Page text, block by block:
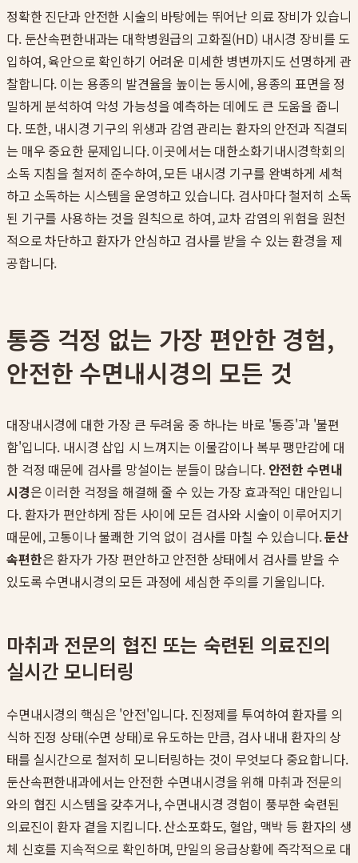
정확한 진단과 안전한 시술의 바탕에는 뛰어난 의료 장비가 있습니
다. 둔산속편한내과는 대학병원급의 고화질(HD) 내시경 장비를 도
입하여, 육안으로 확인하기 어려운 미세한 병변까지도 선명하게 관
찰합니다. 이는 용종의 발견율을 높이는 동시에, 용종의 표면을 정
밀하게 분석하여 악성 가능성을 예측하는 데에도 큰 도움을 줍니
다. 또한, 내시경 기구의 위생과 감염 관리는 환자의 안전과 직결되
는 매우 중요한 문제입니다. 이곳에서는 대한소화기내시경학회의
소독 지침을 철저히 준수하여, 모든 내시경 기구를 완벽하게 세척
하고 소독하는 시스템을 운영하고 있습니다. 검사마다 철저히 소독
된 기구를 사용하는 것을 원칙으로 하여, 교차 감염의 위험을 원천
적으로 차단하고 환자가 안심하고 검사를 받을 수 있는 환경을 제
공합니다.
통증 걱정 없는 가장 편안한 경험,
안전한 수면내시경의 모든 것
대장내시경에 대한 가장 큰 두려움 중 하나는 바로 '통증'과 '불편
함'입니다. 내시경 삽입 시 느껴지는 이물감이나 복부 팽만감에 대
한 걱정 때문에 검사를 망설이는 분들이 많습니다. 안전한 수면내
시경은 이러한 걱정을 해결해 줄 수 있는 가장 효과적인 대안입니
다. 환자가 편안하게 잠든 사이에 모든 검사와 시술이 이루어지기
때문에, 고통이나 불쾌한 기억 없이 검사를 마칠 수 있습니다.둔산
속편한은 환자가 가장 편안하고 안전한 상태에서 검사를 받을 수
있도록 수면내시경의 모든 과정에 세심한 주의를 기울입니다.
마취과 전문의 협진 또는 숙련된 의료진의
실시간 모니터링
수면내시경의 핵심은 '안전'입니다. 진정제를 투여하여 환자를 의
식하 진정 상태(수면 상태)로 유도하는 만큼, 검사 내내 환자의 상
태를 실시간으로 철저히 모니터링하는 것이 무엇보다 중요합니다.
둔산속편한내과에서는 안전한 수면내시경을 위해 마취과 전문의
와의 협진 시스템을 갖추거나, 수면내시경 경험이 풍부한 숙련된
의료진이 환자 곁을 지킵니다. 산소포화도, 혈압, 맥박 등 환자의 생
체 신호를 지속적으로 확인하며, 만일의 응급상황에 즉각적으로 대